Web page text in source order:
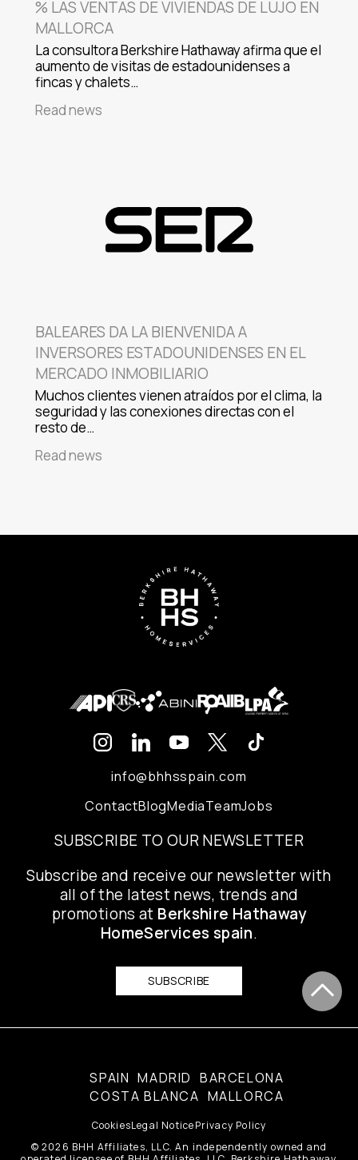
% LAS VENTAS DE VIVIENDAS DE LUJO EN
MALLORCA
La consultora Berkshire Hathaway afirma que el
aumento de visitas de estadounidenses a
fincas y chalets…
Read news
BALEARES DA LA BIENVENIDA A
INVERSORES ESTADOUNIDENSES EN EL
MERCADO INMOBILIARIO
Muchos clientes vienen atraídos por el clima, la
seguridad y las conexiones directas con el
resto de…
Read news
info@bhhsspain.com
ContactBlogMediaTeamJobs
SUBSCRIBE TO OUR NEWSLETTER
Subscribe and receive our newsletter with
all of the latest news, trends and
promotions at Berkshire Hathaway
HomeServices spain.
SUBSCRIBE
SPAIN MADRID BARCELONA
COSTA BLANCA MALLORCA
CookiesLegal NoticePrivacy Policy
© 2026 BHH Affiliates, LLC. An independently owned and